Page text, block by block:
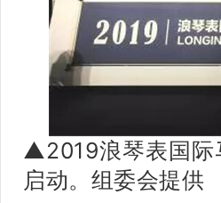
▲2019浪琴表国际
启动。组委会提供